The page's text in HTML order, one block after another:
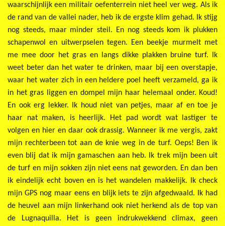
waarschijnlijk een militair oefenterrein niet heel ver weg. Als ik
de rand van de vallei nader, heb ik de ergste klim gehad. Ik stijg
nog steeds, maar minder steil. En nog steeds kom ik plukken
schapenwol en uitwerpselen tegen. Een beekje murmelt met
me mee door het gras en langs dikke plakken bruine turf. Ik
weet beter dan het water te drinken, maar bij een overstapje,
waar het water zich in een heldere poel heeft verzameld, ga ik
in het gras liggen en dompel mijn haar helemaal onder. Koud!
En ook erg lekker. Ik houd niet van petjes, maar af en toe je
haar nat maken, is heerlijk. Het pad wordt wat lastiger te
volgen en hier en daar ook drassig. Wanneer ik me vergis, zakt
mijn rechterbeen tot aan de knie weg in de turf. Oeps! Ben ik
even blij dat ik mijn gamaschen aan heb. Ik trek mijn been uit
de turf en mijn sokken zijn niet eens nat geworden. En dan ben
ik eindelijk echt boven en is het wandelen makkelijk.
Ik check
mijn GPS nog maar eens en blijk iets te zijn afgedwaald. Ik had
de heuvel aan mijn linkerhand ook niet herkend als de top van
de Lugnaquilla. Het is geen indrukwekkend climax, geen